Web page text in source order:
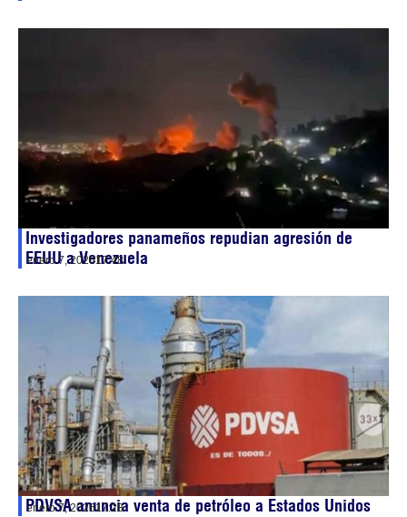
Investigadores panameños repudian agresión de
EEUU a Venezuela
enero 7, 202617:48
PDVSA anuncia venta de petróleo a Estados Unidos
enero 7, 202617:28